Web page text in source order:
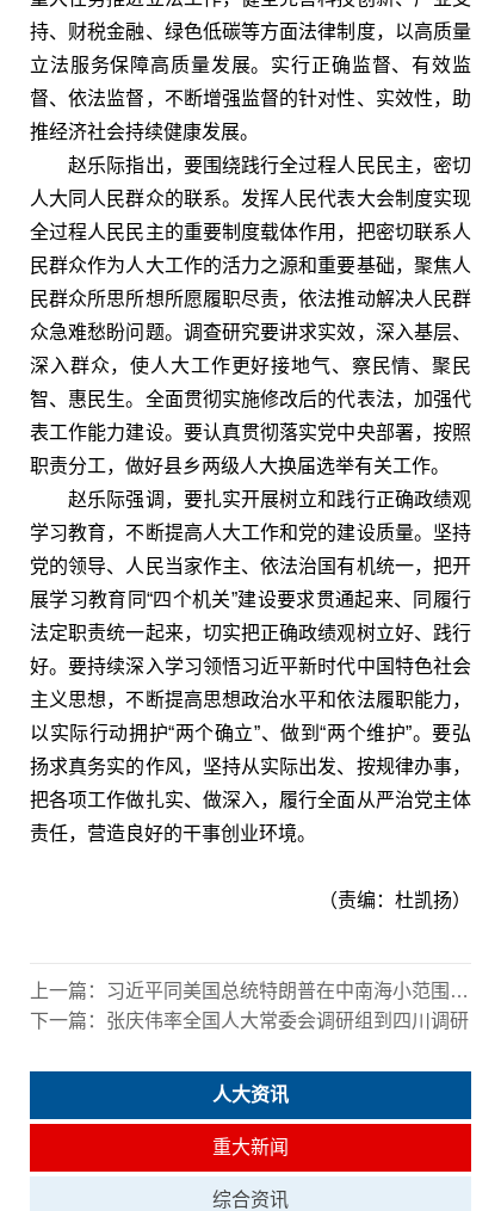
持、财税金融、绿色低碳等方面法律制度，以高质量
立法服务保障高质量发展。实行正确监督、有效监
督、依法监督，不断增强监督的针对性、实效性，助
推经济社会持续健康发展。
赵乐际指出，要围绕践行全过程人民民主，密切
人大同人民群众的联系。发挥人民代表大会制度实现
全过程人民民主的重要制度载体作用，把密切联系人
民群众作为人大工作的活力之源和重要基础，聚焦人
民群众所思所想所愿履职尽责，依法推动解决人民群
众急难愁盼问题。调查研究要讲求实效，深入基层、
深入群众，使人大工作更好接地气、察民情、聚民
智、惠民生。全面贯彻实施修改后的代表法，加强代
表工作能力建设。要认真贯彻落实党中央部署，按照
职责分工，做好县乡两级人大换届选举有关工作。
赵乐际强调，要扎实开展树立和践行正确政绩观
学习教育，不断提高人大工作和党的建设质量。坚持
党的领导、人民当家作主、依法治国有机统一，把开
展学习教育同“四个机关”建设要求贯通起来、同履行
法定职责统一起来，切实把正确政绩观树立好、践行
好。要持续深入学习领悟习近平新时代中国特色社会
主义思想，不断提高思想政治水平和依法履职能力，
以实际行动拥护“两个确立”、做到“两个维护”。要弘
扬求真务实的作风，坚持从实际出发、按规律办事，
把各项工作做扎实、做深入，履行全面从严治党主体
责任，营造良好的干事创业环境。
（责编：杜凯扬）
上一篇：
习近平同美国总统特朗普在中南海小范围会晤
下一篇： 张庆伟率全国人大常委会调研组到四川调研
人大资讯
重大新闻
综合资讯